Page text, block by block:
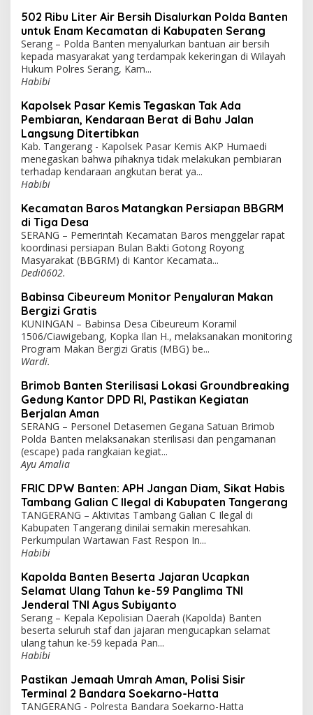
502 Ribu Liter Air Bersih Disalurkan Polda Banten
untuk Enam Kecamatan di Kabupaten Serang
Serang – Polda Banten menyalurkan bantuan air bersih
kepada masyarakat yang terdampak kekeringan di Wilayah
Hukum Polres Serang, Kam...
Habibi
Kapolsek Pasar Kemis Tegaskan Tak Ada
Pembiaran, Kendaraan Berat di Bahu Jalan
Langsung Ditertibkan
Kab. Tangerang - Kapolsek Pasar Kemis AKP Humaedi
menegaskan bahwa pihaknya tidak melakukan pembiaran
terhadap kendaraan angkutan berat ya...
Habibi
Kecamatan Baros Matangkan Persiapan BBGRM
di Tiga Desa
SERANG – Pemerintah Kecamatan Baros menggelar rapat
koordinasi persiapan Bulan Bakti Gotong Royong
Masyarakat (BBGRM) di Kantor Kecamata...
Dedi0602.
Babinsa Cibeureum Monitor Penyaluran Makan
Bergizi Gratis
KUNINGAN – Babinsa Desa Cibeureum Koramil
1506/Ciawigebang, Kopka Ilan H., melaksanakan monitoring
Program Makan Bergizi Gratis (MBG) be...
Wardi.
Brimob Banten Sterilisasi Lokasi Groundbreaking
Gedung Kantor DPD RI, Pastikan Kegiatan
Berjalan Aman
SERANG – Personel Detasemen Gegana Satuan Brimob
Polda Banten melaksanakan sterilisasi dan pengamanan
(escape) pada rangkaian kegiat...
Ayu Amalia
FRIC DPW Banten: APH Jangan Diam, Sikat Habis
Tambang Galian C Ilegal di Kabupaten Tangerang
TANGERANG – Aktivitas Tambang Galian C Ilegal di
Kabupaten Tangerang dinilai semakin meresahkan.
Perkumpulan Wartawan Fast Respon In...
Habibi
Kapolda Banten Beserta Jajaran Ucapkan
Selamat Ulang Tahun ke-59 Panglima TNI
Jenderal TNI Agus Subiyanto
Serang – Kepala Kepolisian Daerah (Kapolda) Banten
beserta seluruh staf dan jajaran mengucapkan selamat
ulang tahun ke-59 kepada Pan...
Habibi
Pastikan Jemaah Umrah Aman, Polisi Sisir
Terminal 2 Bandara Soekarno-Hatta
TANGERANG - Polresta Bandara Soekarno-Hatta